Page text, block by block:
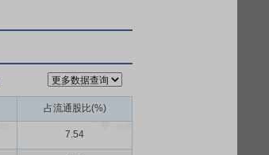
占流通股比(%)
7.54